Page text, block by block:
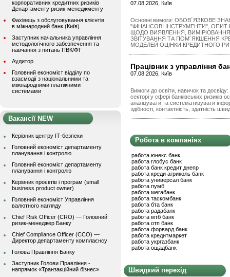
корпоративних кредитних ризиків
Департаменту ризик-менеджменту
Фахівець з обслуговування клієнтів
в міжнародний банк (Київ)
Заступник начальника управління
методологічного забезпечення та
навчання з питань ПВК/ФТ
Аудитор
Головний економіст відділу по
взаємодії з національними та
міжнародними платіжними
системами
Вакансії NEW
Керівник центру ІТ-безпеки
Головний економіст департаменту
планування і контролю
Головний економіст департаменту
планування і контролю
Керівник проєктів і програм (small
business product owner)
Головний економіст Управління
валютного нагляду
Chief Risk Officer (CRO) — Головний
ризик-менеджер Банку
Chief Compliance Officer (CCO) —
Директор департаменту комплаєнсу
Голова Правління Банку
Заступник Голови Правління -
напрямок «Транзакційний бізнес»
07.08.2026, Київ
Основні вимоги: ОБОВ´ЯЗКОВЕ
"ФІНАНСОВІ ІНСТРУМЕНТИ",
ЩОДО ВИЯВЛЕННЯ,
ЗВІТУВАННЯ ТА ПОМ´ЯКШЕННЯ
МОДЕЛЕЙ ОЦІНКИ КРЕДИТНОГО
Працівник з управління
07.08.2026, Київ
Вимоги до освіти, навичок та
секторі у сфері банківських ризиків
аналізувати та систематизувати
здібності, контактність, здатність
Робота в компаніях
работа юнекс банк
работа глобус банк
работа банк кредит днепр
работа креди агриколь банк
работа универсал банк
работа пумб
работа мегабанк
работа таскомбанк
работа бта банк
работа радабанк
работа мтб банк
работа отп банк
работа форвард банк
работа кредитмаркет
работа укргазбанк
работа ощадбанк
Швидкий перехід